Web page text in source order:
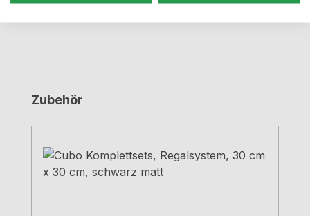
Produktgalerie überspringen
Zubehör